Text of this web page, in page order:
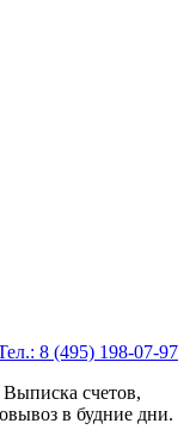
8 (495) 198-07-97
счетов,
в будние дни.